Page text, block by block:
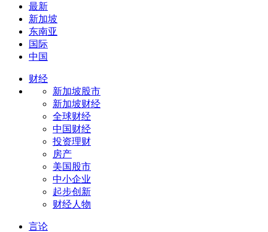
最新
新加坡
东南亚
国际
中国
财经
新加坡股市
新加坡财经
全球财经
中国财经
投资理财
房产
美国股市
中小企业
起步创新
财经人物
言论